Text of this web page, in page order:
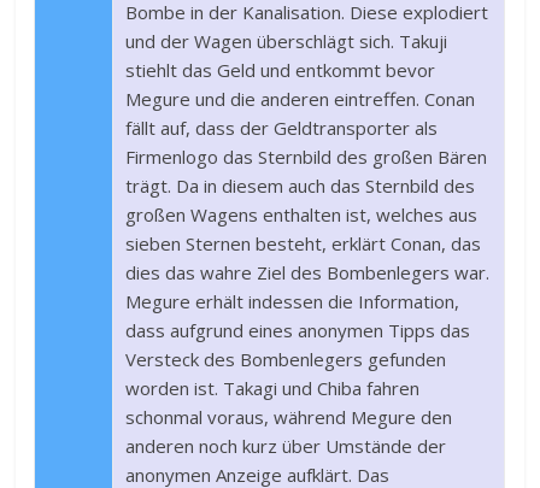
Bombe in der Kanalisation. Diese explodiert
und der Wagen überschlägt sich. Takuji
stiehlt das Geld und entkommt bevor
Megure und die anderen eintreffen. Conan
fällt auf, dass der Geldtransporter als
Firmenlogo das Sternbild des großen Bären
trägt. Da in diesem auch das Sternbild des
großen Wagens enthalten ist, welches aus
sieben Sternen besteht, erklärt Conan, das
dies das wahre Ziel des Bombenlegers war.
Megure erhält indessen die Information,
dass aufgrund eines anonymen Tipps das
Versteck des Bombenlegers gefunden
worden ist. Takagi und Chiba fahren
schonmal voraus, während Megure den
anderen noch kurz über Umstände der
anonymen Anzeige aufklärt. Das